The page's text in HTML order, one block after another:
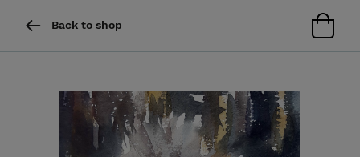
Back to shop